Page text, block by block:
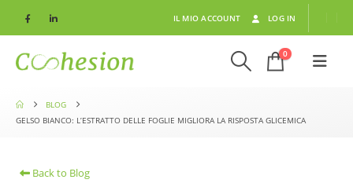
IL MIO ACCOUNT LOG IN
0
BLOG
GELSO BIANCO: L’ESTRATTO DELLE FOGLIE MIGLIORA LA RISPOSTA GLICEMICA
Back to Blog